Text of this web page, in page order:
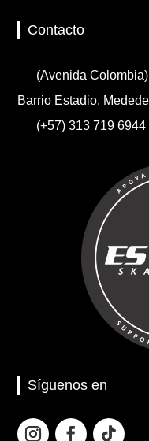
Contacto
(Avenida
Barrio Estadio,
(+57) 313 719 6944
Síguenos en